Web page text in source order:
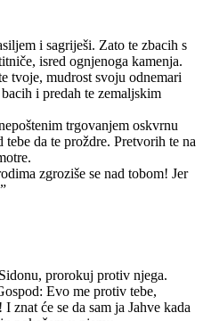
i sagriješi. Zato te zbacih s
isred ognjenoga kamenja.
tvoje, mudrost svoju odnemari
i predah te zemaljskim
trgovanjem oskvrnu
da te proždre. Pretvorih te na
zgroziše se nad tobom! Jer
prorokuj protiv njega.
Evo me protiv tebe,
znat će se da sam ja Jahve kada